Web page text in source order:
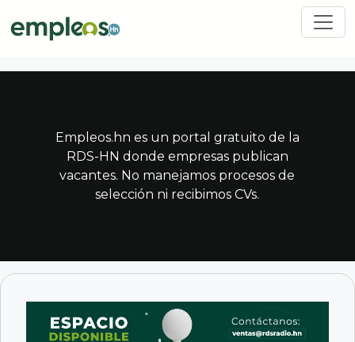
Pasar al contenido principal
Empleos.hn es un portal gratuito de la
RDS-HN donde empresas publican
vacantes. No manejamos procesos de
selección ni recibimos CVs.